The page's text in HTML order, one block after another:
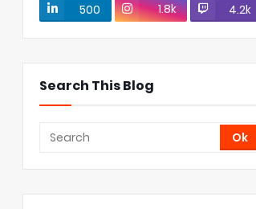
500
1.8k 4.2k
Search This Blog